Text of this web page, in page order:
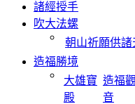
諸經授手
吹大法螺
朝山祈願供諸
造福勝境
大雄寶
殿
造福觀
音